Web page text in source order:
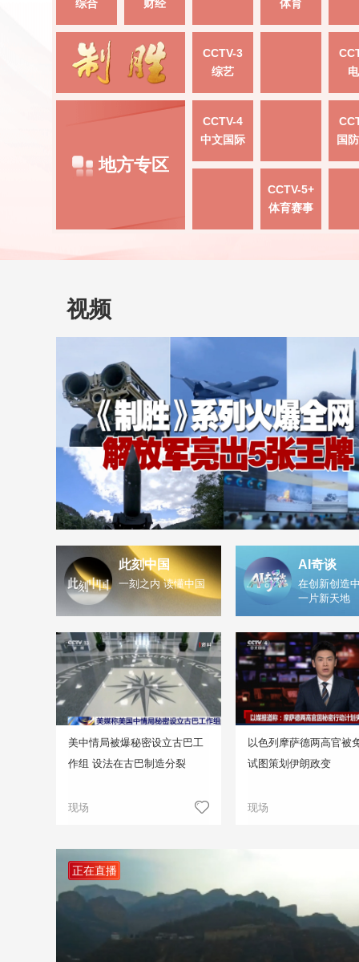
综合 财经 体育
CCTV-3
综艺
地方专区
CCTV-4
中文国际
国
CCTV-5+
体育赛事
视频
此刻中国
一刻之内 读懂中国
AI奇谈
在创新创造
一片新天地
美中情局被爆秘密设立古巴工
作组 设法在古巴制造分裂
现场
以色列摩萨德两高官被
试图策划伊朗政变
现场
正在直播